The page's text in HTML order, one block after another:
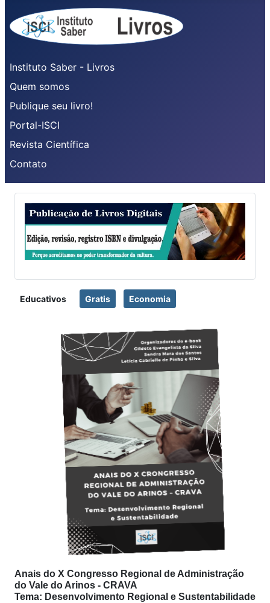
Instituto Saber - Livros
Quem somos
Publique seu livro!
Portal-ISCI
Revista Científica
Contato
Educativos Gratis Economia
Anais do X Congresso Regional de Administração
do Vale do Arinos - CRAVA
Tema: Desenvolvimento Regional e Sustentabilidade